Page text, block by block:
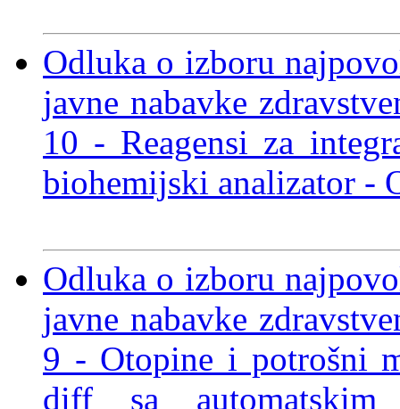
Odluka o izboru
javne nabavke
10 - Reagensi za
biohemijski analizator -
Odluka o izboru
javne nabavke
9 - Otopine i potrošni
diff sa